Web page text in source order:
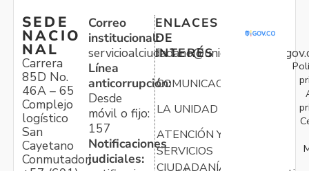
SEDE
NACIO
NAL
Carrera
85D No.
46A – 65
Complejo
logístico
San
Cayetano
Conmutador:
Correo
institucional:
Línea
anticorrupción:
Desde
móvil o fijo:
157
Notificaciones
judiciales:
ENLACES
DE
INTERÉS
COMUNICACIONES
LA UNIDAD
ATENCIÓN Y
SERVICIOS
CIUDADANÍA